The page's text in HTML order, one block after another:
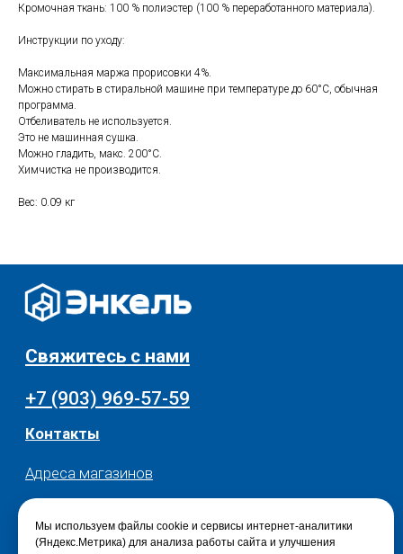
Мы используем файлы cookie и сервисы интернет-аналитики
(Яндекс.Метрика) для анализа работы сайта и улучшения
Кромочная ткань: 100 % полиэстер (100 % переработанного материала).
Инструкции по уходу:
Максимальная маржа прорисовки 4%.
Можно стирать в стиральной машине при температуре до 60°C, обычная
программа.
Отбеливатель не используется.
Это не машинная сушка.
Можно гладить, макс. 200°C.
Химчистка не производится.
Вес: 0.09 кг
Каталог
Мебель
Хранение и порядок Скидки и акции
Соцсети:
Контакты
Адреса магазинов